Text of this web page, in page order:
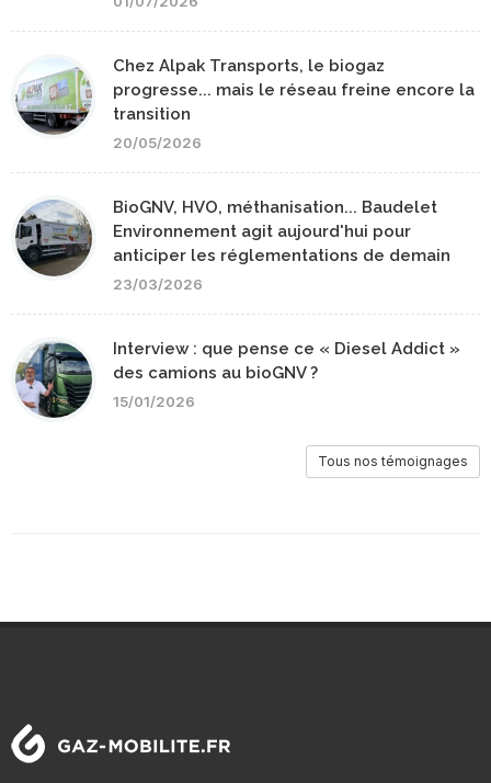
Chez Alpak Transports, le biogaz
progresse... mais le réseau freine encore la
transition
20/05/2026
BioGNV, HVO, méthanisation... Baudelet
Environnement agit aujourd'hui pour
anticiper les réglementations de demain
23/03/2026
Interview : que pense ce « Diesel Addict »
des camions au bioGNV ?
15/01/2026
Tous nos témoignages